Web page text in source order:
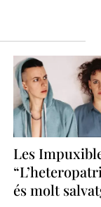
Les
és molt